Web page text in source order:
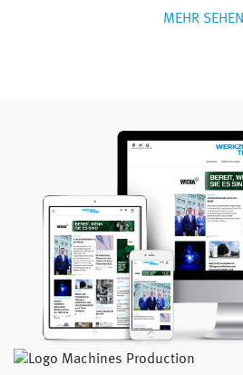
MEHR SEHEN